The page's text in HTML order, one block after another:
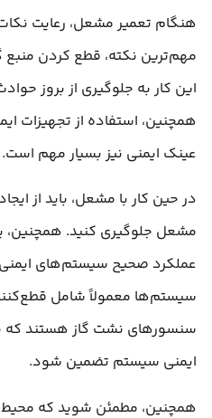
هنگام تعمیر مشعل، رعایت
مهم‌ترین نکته، قطع کردن منبع
این کار به جلوگیری از بروز
همچنین، استفاده از تجهیزات
عینک ایمنی نیز بسیار مهم است.
در حین کار با مشعل، باید از
مشعل جلوگیری کنید. همچنین،
عملکرد صحیح سیستم‌های
سیستم‌ها معمولاً شامل
سنسورهای نشت گاز هستند که
ایمنی سیستم تضمین شود.
همچنین، مطمئن شوید که محیط